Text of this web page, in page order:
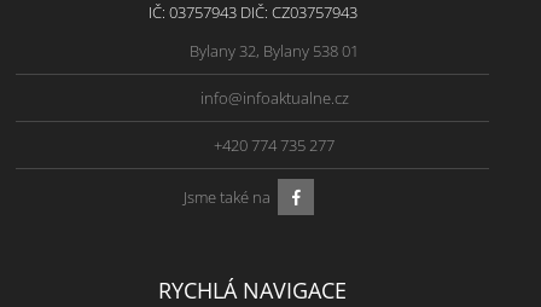
IČ: 03757943 DIČ: CZ03757943
Bylany 32, Bylany 538 01
info@infoaktualne.cz
+420 774 735 277
Jsme také na
RYCHLÁ NAVIGACE